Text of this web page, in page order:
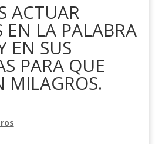
ACTUAR
EN LA PALABRA
EN SUS
PARA QUE
MILAGROS.